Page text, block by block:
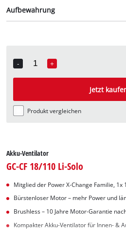
Aufbewahrung
Art.Nr.:
-
Quantity
+
Jetzt
Produkt vergleichen
Akku-Ventilator
GC-CF 18/110 Li-Solo
Mitglied der Power X-Change Familie, 1x
Bürstenloser Motor – mehr Power und
Brushless – 10 Jahre Motor-Garantie
Kompakter Akku-Ventilator für Innen- &